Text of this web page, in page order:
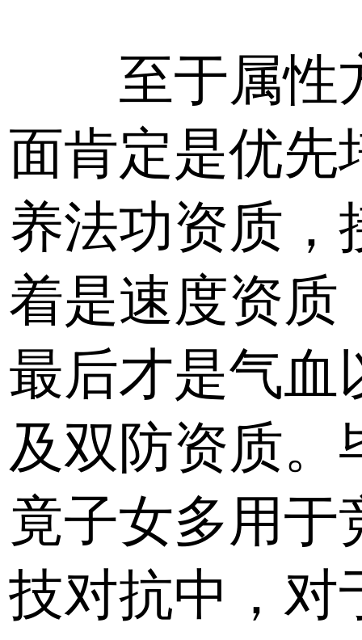
至于属性
面肯定是优先
养法功资质，
着是速度资质
最后才是气血
及双防资质。
竟子女多用于
技对抗中，对